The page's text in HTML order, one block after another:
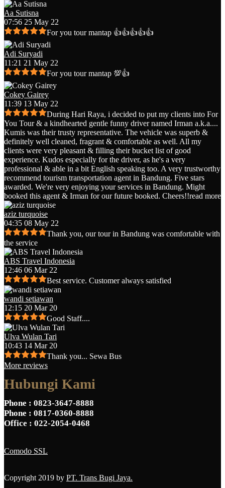
Aa Sutisna
07:56 25 May 22
For you tour mantap 👍👍👍👍👍
Adi Suryadi
11:21 21 May 22
For you tour mantap 💯👍
Cokey Gairey
11:39 13 May 22
During Hari Raya, i decided to put my clients into For
You Tour & a kindhearted gentle funny driver named Irman a.k.a....
Kumis was their trusty representative. The vehicle was superb &
definitely well cleaned, fragrant & comfortable as well. All my
clients were very pleasant & filling their bucket list of good
experience. Kudos especially for the driver, as he's a very
professional & able in a bit English speaking too. A very trustworthy
recommend tourism transportation agent in Bandung. Five stars
awarded. We're very enjoying your services in Bandung. Might
booked this agent & Irman for our future booked. Cheers!!read more
aziz turquoise
04:35 08 May 22
Thank you, our tour in Bandung was comfortable with
the service
ABS Travel Indonesia
12:46 06 Mar 22
Best service. Customer always satisfied
wandi setiawan
12:15 20 Mar 20
Good Staff....
Ulva Wulan Tari
10:43 14 Mar 20
Thank you... Sewa Bus
More reviews
Hubungi Kami
Phone : 0823-3647-8888
Phone : 0817-0360-8888
Office : 022-2054-0468
Comodo SSL
Copyright 2019 by PT. Trans Bugi Jaya.